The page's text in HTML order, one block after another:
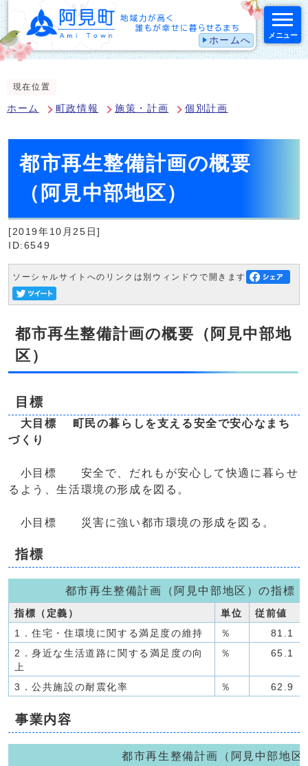
ホームへ メニュー
現在位置
ホーム 町政情報 施策・計画 個別計画
都市再生整備計画の概要
（阿見中部地区）
[2019年10月25日]
ID:6549
ソーシャルサイトへのリンクは別ウィンドウで開きます
都市再生整備計画の概要（阿見中部地
区）
目標
大目標 町民の暮らしを支える安全で安心なまち
づくり
小目標 安全で、だれもが安心して快適に暮らせ
るよう、生活環境の形成を図る。
小目標 災害に強い都市環境の形成を図る。
指標
都市再生整備計画（阿見中部地区）の指標
指標（定義） 単位 従前値
1．住宅・住環境に関する満足度の維持
％
81.1
2．身近な生活道路に関する満足度の向
上
％ 65.1
3．公共施設の耐震化率 ％ 62.9
事業内容
都市再生整備計画（阿見中部地区